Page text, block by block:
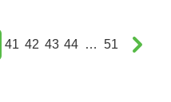
41 42 43 44 … 51